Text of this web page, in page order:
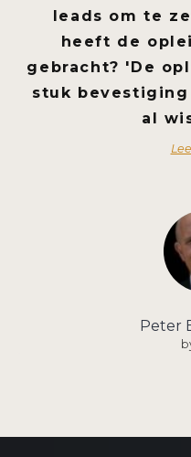
leads om te
heeft de
gebracht? 'De
stuk
al
Peter